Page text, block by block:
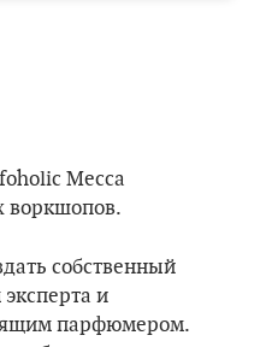
Mecca
воркшопов.
собственный
и
парфюмером.